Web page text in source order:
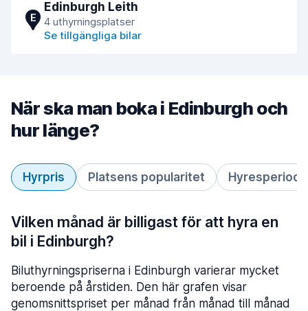
E
Edinburgh Leith
4 uthyrningsplatser
Se tillgängliga bilar
När ska man boka i Edinburgh och
hur länge?
Hyrpris Platsens popularitet Hyresperiod
Vilken månad är billigast för att hyra en
bil i Edinburgh?
Biluthyrningspriserna i Edinburgh varierar mycket
beroende på årstiden. Den här grafen visar
genomsnittspriset per månad från månad till månad